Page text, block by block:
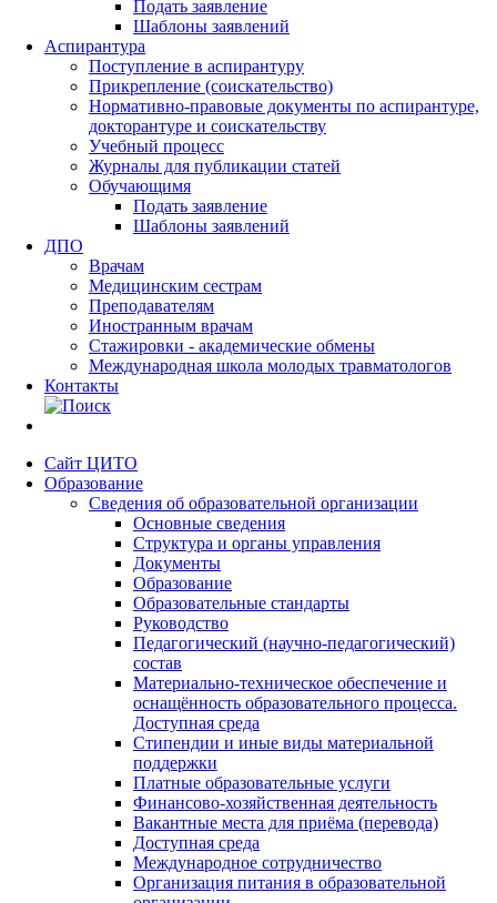
Подать заявление
Шаблоны заявлений
Аспирантура
Поступление в аспирантуру
Прикрепление (соискательство)
Нормативно-правовые документы по аспирантуре,
докторантуре и соискательству
Учебный процесс
Журналы для публикации статей
Обучающимя
Подать заявление
Шаблоны заявлений
ДПО
Врачам
Медицинским сестрам
Преподавателям
Иностранным врачам
Стажировки - академические обмены
Международная школа молодых травматологов
Контакты
Сайт ЦИТО
Образование
Сведения об образовательной организации
Основные сведения
Структура и органы управления
Документы
Образование
Образовательные стандарты
Руководство
Педагогический (научно-педагогический)
состав
Материально-техническое обеспечение и
оснащённость образовательного процесса.
Доступная среда
Стипендии и иные виды материальной
поддержки
Платные образовательные услуги
Финансово-хозяйственная деятельность
Вакантные места для приёма (перевода)
Доступная среда
Международное сотрудничество
Организация питания в образовательной